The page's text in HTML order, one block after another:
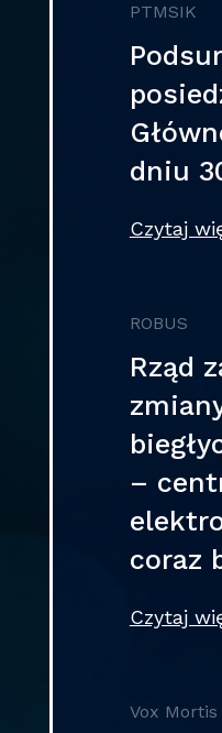
PTMSIK
dniu
Czytaj
ROBUS
Rząd
–
coraz
Czytaj
Vox Mortis